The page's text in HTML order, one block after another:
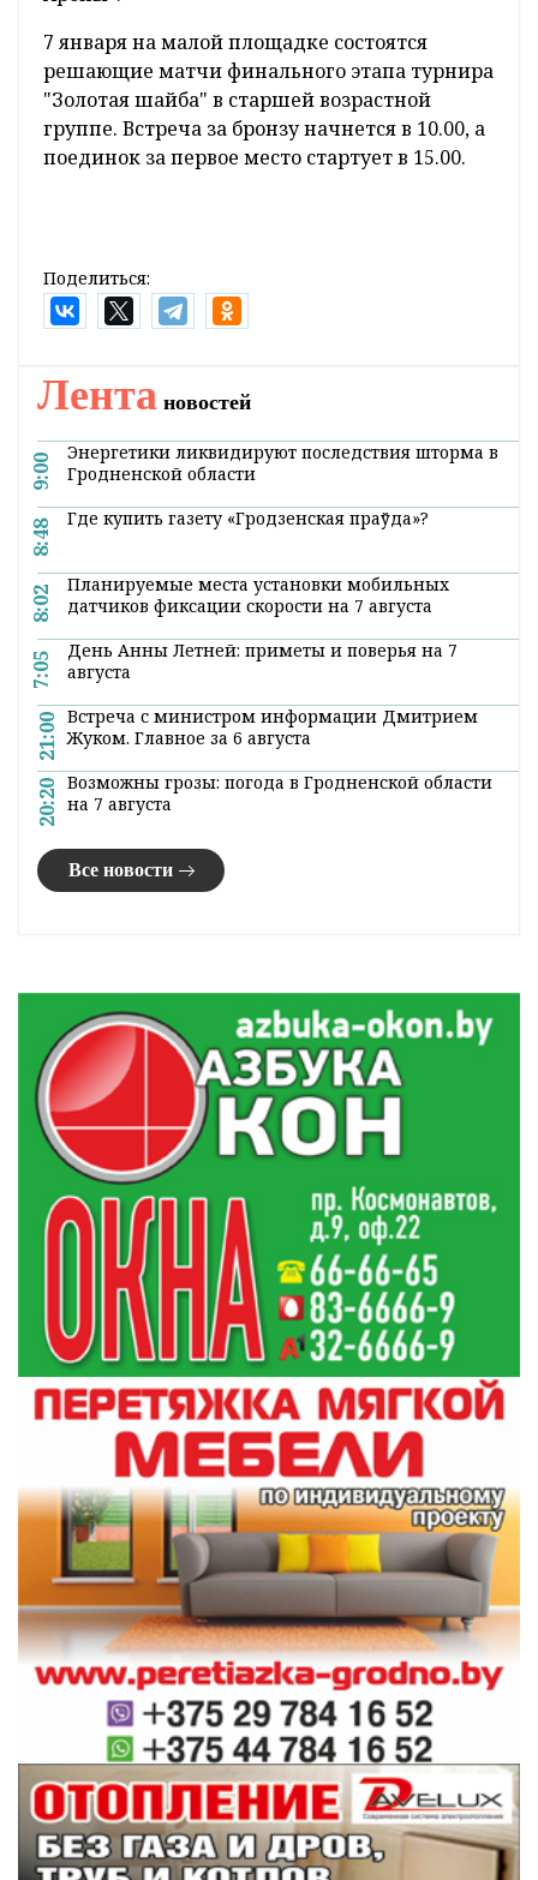
7 января на малой площадке состоятся
решающие матчи финального этапа турнира
"Золотая шайба" в старшей возрастной
группе. Встреча за бронзу начнется в 10.00, а
поединок за первое место стартует в 15.00.
Поделиться:
Главная Новости Экономика и АПК
Депозиты, акции, токены: во что
вложиться в 2020-м?
9:46 06 января 2020
Вариантов много: помимо классических,
которые скорее помогут сохранить то, что
уже накоплено, у наших граждан появляется
все больше возможностей попробовать
альтернативные инструменты для
вложений. Где искать баланс между рисками
и потенциальной прибылью? И к чему есть
смысл присмотреться в новом финансовом
году?
Финансовый аналитик Александр
Муха говорит, что ждать потрясений в
— По доллару и евро мы видим, что центробанки
стараются использовать стратегию, чтобы их
решения были понятными и предсказуемыми для
участников рынка. Резких колебаний вряд ли стоит
ожидать. Думаю, по паре «евро-доллар», если брать
средние курсы, на конец года мы увидим отклонения
максимум в несколько процентов — ничего критичного
в этом нет, особенно если активы
диверсифицированы.
Любопытный момент — динамика курса
российского рубля. В прошлом году он
заметно укрепился: плюс 9,3% по отношению
к доллару. Укрепление произошло и к
белорусскому рублю:
— Это среди прочего могло быть связано с тем, что
растет экспорт российских товаров и сохраняется
высокое сальдо торгового баланса: Россия — чистый
экспортер. На фоне этого у соседского Центробанка
была реальная возможность для пополнения ЗВР, тем
более и ситуация на глобальных финансовых рынках
способствовала этому. Однако сейчас российские
резервы составляют почти 550 млрд долларов —
налицо перенакопление. Фактически, продолжая
наращивать запасы, Центробанк России
способствует развитию экономики зарубежных
государств вместо национальной. Думаю, в этом году
ситуация может измениться. В том числе в
отношении курса российского рубля: ему не дадут